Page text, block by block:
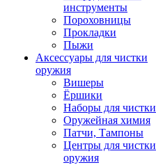
инструменты
Пороховницы
Прокладки
Пыжи
Аксессуары для чистки
оружия
Вишеры
Ёршики
Наборы для чистки
Оружейная химия
Патчи, Тампоны
Центры для чистки
оружия